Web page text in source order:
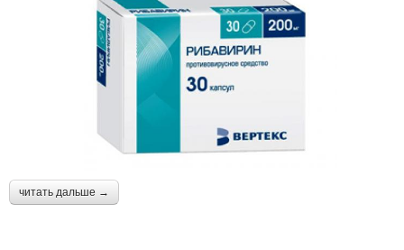
читать дальше →